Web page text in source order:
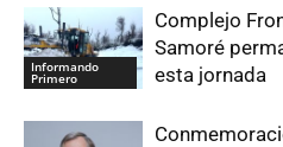
Informando
Primero
Complejo
Samoré
esta jornada